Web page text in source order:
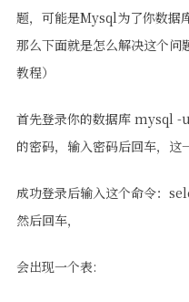
题，可能是Mysql为了你数据
那么下面就是怎么解决这个
教程）
首先登录你的数据库 mysql -
的密码，输入密码后回车，这
成功登录后输入这个命令
然后回车，
会出现一个表: